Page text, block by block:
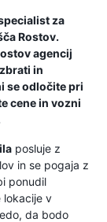
za
Rostov.
agencij
in
se odločite pri
cene in vozni
posluje z
in se pogaja z
ponudil
lokacije v
da bodo